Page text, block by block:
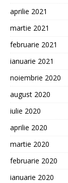
aprilie 2021
martie 2021
februarie 2021
ianuarie 2021
noiembrie 2020
august 2020
iulie 2020
aprilie 2020
martie 2020
februarie 2020
ianuarie 2020